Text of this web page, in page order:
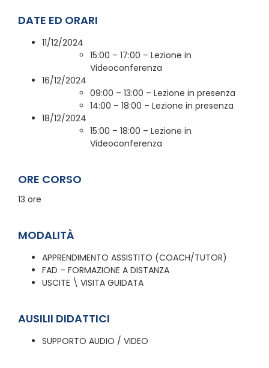
DATE ED ORARI
11/12/2024
15:00 – 17:00 – Lezione in
Videoconferenza
16/12/2024
09:00 – 13:00 – Lezione in presenza
14:00 – 18:00 – Lezione in presenza
18/12/2024
15:00 – 18:00 – Lezione in
Videoconferenza
ORE CORSO
13 ore
MODALITÀ
APPRENDIMENTO ASSISTITO (COACH/TUTOR)
FAD – FORMAZIONE A DISTANZA
USCITE \ VISITA GUIDATA
AUSILII DIDATTICI
SUPPORTO AUDIO / VIDEO